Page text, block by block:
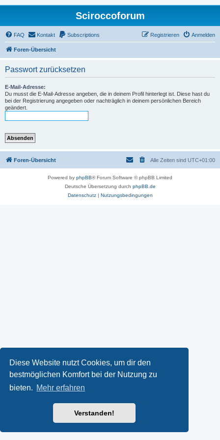
Diese Website nutzt Cookies, um dir den
bestmöglichen Komfort bei der Nutzung zu
bieten. Mehr erfahren
Verstanden!
Sciroccoforum
FAQ Kontakt Subscriptions Anmelden
Registrieren
Foren-Übersicht
Passwort zurücksetzen
E-Mail-Adresse:
Du musst die E-Mail-Adresse angeben, die in deinem Profil hinterlegt ist. Diese hast du
bei der Registrierung angegeben oder nachträglich in deinem persönlichen Bereich
geändert.
Foren-Übersicht Alle Zeiten sind UTC+01:00
Powered by phpBB® Forum Software © phpBB Limited
Deutsche Übersetzung durch phpBB.de
Datenschutz| Nutzungsbedingungen